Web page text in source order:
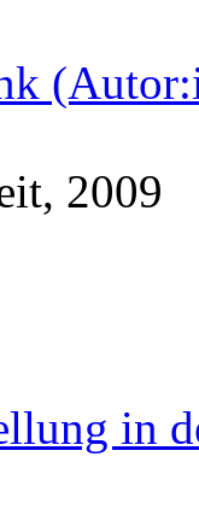
2009
in